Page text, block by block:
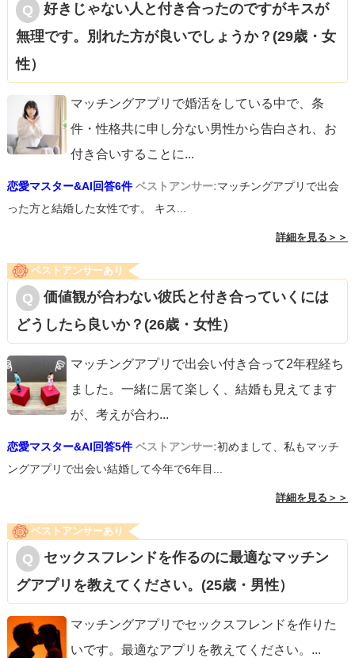
好きじゃない人と付き合ったのですがキスが
無理です。別れた方が良いでしょうか？(29歳・女
性）
マッチングアプリで婚活をしている中で、条
件・性格共に申し分ない男性から告白され、お
付き合いすることに...
恋愛マスター&AI回答6件 ベストアンサー:マッチングアプリで出会
った方と結婚した女性です。 キス...
詳細を見る＞＞
ベストアンサーあり
価値観が合わない彼氏と付き合っていくには
どうしたら良いか？(26歳・女性）
マッチングアプリで出会い付き合って2年程経ち
ました。一緒に居て楽しく、結婚も見えてます
が、考えが合わ...
恋愛マスター&AI回答5件 ベストアンサー:初めまして、私もマッチ
ングアプリで出会い結婚して今年で6年目...
詳細を見る＞＞
ベストアンサーあり
セックスフレンドを作るのに最適なマッチン
グアプリを教えてください。(25歳・男性）
マッチングアプリでセックスフレンドを作りた
いです。最適なアプリを教えてください。 ...